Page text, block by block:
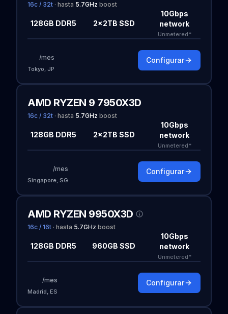
16c / 32t · hasta 5.7GHz boost
128GB DDR5 2×2TB SSD
10Gbps
network
Unmetered*
/mes
Tokyo, JP
Configurar
AMD RYZEN 9 7950X3D
16c / 32t · hasta 5.7GHz boost
128GB DDR5 2×2TB SSD
10Gbps
network
Unmetered*
/mes
Singapore, SG
Configurar
AMD RYZEN 9950X3D
16c / 16t · hasta 5.7GHz boost
128GB DDR5 960GB SSD
10Gbps
network
Unmetered*
/mes
Madrid, ES
Configurar